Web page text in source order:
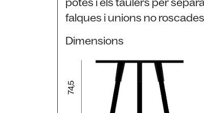
potes i els taulers per
falques i unions no
Dimensions